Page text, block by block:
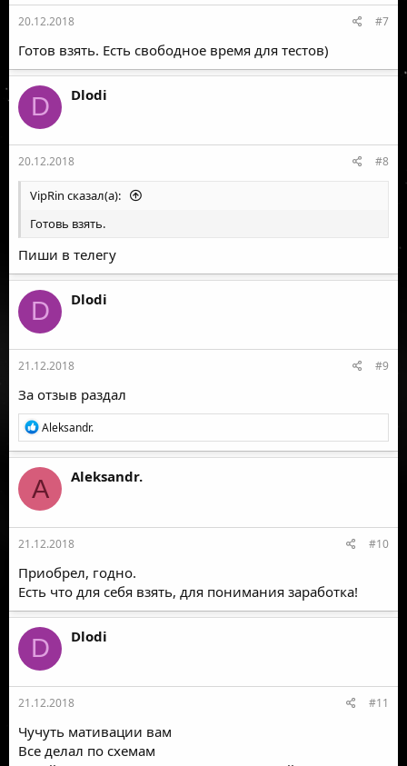
20.12.2018 #7
Готов взять. Есть свободное время для тестов)
D Dlodi
20.12.2018 #8
VipRin сказал(а):
Готовь взять.
Пиши в телегу
D Dlodi
21.12.2018 #9
За отзыв раздал
Р
е
а
к
ц
и
и
:
Aleksandr.
A Aleksandr.
21.12.2018 #10
Приобрел, годно.
Есть что для себя взять, для понимания заработка!
D Dlodi
21.12.2018 #11
Чучуть мативации вам
Все делал по схемам